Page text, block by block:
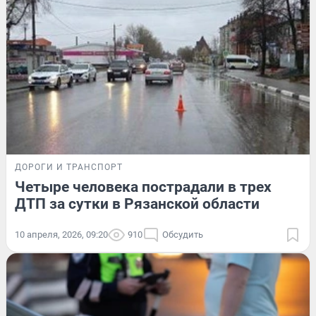
ДОРОГИ И ТРАНСПОРТ
Четыре человека пострадали в трех
ДТП за сутки в Рязанской области
10 апреля, 2026, 09:20 910 Обсудить